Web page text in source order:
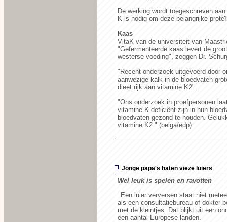
De werking wordt toegeschreven
K is nodig om deze belangrijke
Kaas
VitaK van de universiteit van
"Gefermenteerde kaas levert de
westerse voeding", zeggen Dr.
"Recent onderzoek uitgevoerd door
aanwezige kalk in de bloedvaten
dieet rijk aan vitamine K2".
"Ons onderzoek in proefpersonen
vitamine K-deficiënt zijn in hun
bloedvaten gezond te houden.
vitamine K2." (belga/edp)
Jonge papa's haten vieze luiers
Wel leuk is spelen en ravotten
Een luier verversen staat niet
als een consultatiebureau of dokter
met de kleintjes. Dat blijkt uit een
een aantal Europese landen.